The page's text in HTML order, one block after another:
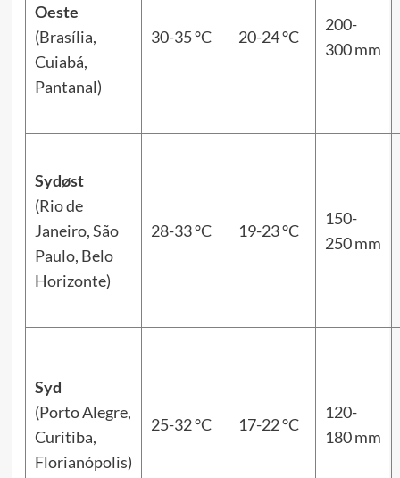
Oeste
(Brasília,
Cuiabá,
Pantanal)
30-35 °C 20-24 °C
200-
300 mm
Sydøst
(Rio de
Janeiro, São
Paulo, Belo
Horizonte)
28-33 °C 19-23 °C
150-
250 mm
Syd
(Porto Alegre,
Curitiba,
Florianópolis)
25-32 °C 17-22 °C
120-
180 mm